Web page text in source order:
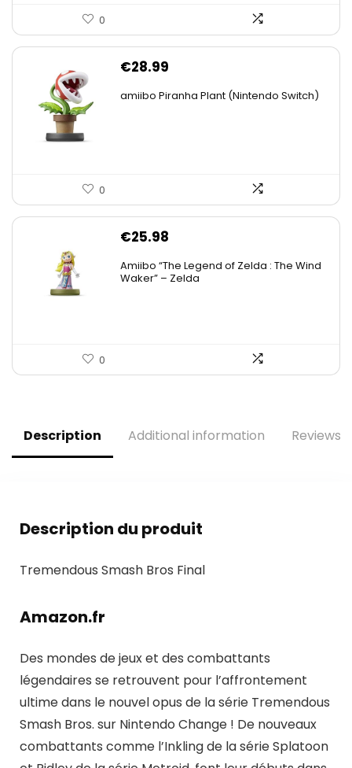
0
€28.99
amiibo Piranha Plant (Nintendo Switch)
0
€25.98
Amiibo “The Legend of Zelda : The Wind
Waker” – Zelda
0
Description Additional information Reviews
Description du produit
Tremendous Smash Bros Final
Amazon.fr
Des mondes de jeux et des combattants
légendaires se retrouvent pour l’affrontement
ultime dans le nouvel opus de la série Tremendous
Smash Bros. sur Nintendo Change ! De nouveaux
combattants comme l’Inkling de la série Splatoon